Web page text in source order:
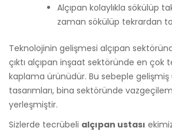
Alçıpan kolaylıkla sökülüp
zaman sökülüp tekrardan
Teknolojinin gelişmesi alçıpan
çıktı alçıpan inşaat sektöründe en çok
kaplama ürünüdür. Bu sebeple gelişmiş
tasarımları, bina sektöründe
yerleşmiştir.
Sizlerde tecrübeli alçıpan ustası